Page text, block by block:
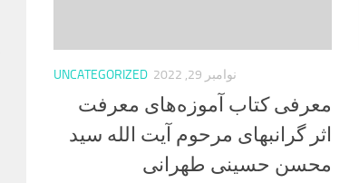
UNCATEGORIZED نوامبر 29, 2022
معرفی کتاب آموزه‌های معرفت
اثر گرانبهای مرحوم آیت الله سید
محسن حسینی طهرانی